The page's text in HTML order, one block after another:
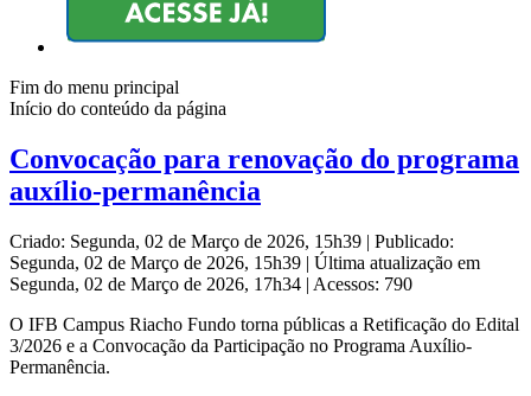
Fim do menu principal
Início do conteúdo da página
Convocação para renovação do programa
auxílio-permanência
Criado: Segunda, 02 de Março de 2026, 15h39 | Publicado:
Segunda, 02 de Março de 2026, 15h39 | Última atualização em
Segunda, 02 de Março de 2026, 17h34 | Acessos: 790
O IFB Campus Riacho Fundo torna públicas a Retificação do Edital
3/2026 e a Convocação da Participação no Programa Auxílio-
Permanência.